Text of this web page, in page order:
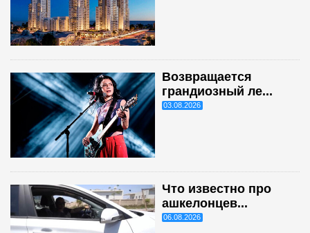
Возвращается
грандиозный ле...
03.08.2026
Что известно про
ашкелонцев...
06.08.2026